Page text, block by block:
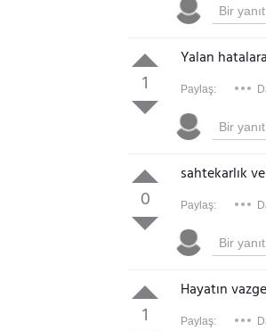
1
Yalan
Paylaş:
0
sahtekarlık
Paylaş:
1
Hayatın
Paylaş: